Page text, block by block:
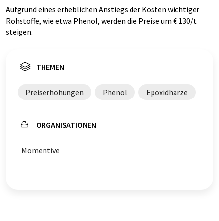
Aufgrund eines erheblichen Anstiegs der Kosten wichtiger
Rohstoffe, wie etwa Phenol, werden die Preise um € 130/t
steigen.
THEMEN
Preiserhöhungen Phenol Epoxidharze
ORGANISATIONEN
Momentive